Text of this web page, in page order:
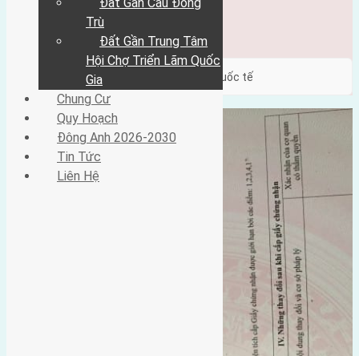
Đông Anh 2026-2030
Liên Hệ
/ Category / gần hội chợ triển lãm quốc tế
Trù
Đất Gần Trung Tâm
Hội Chợ Triển Lãm Quốc
Gia
Chung Cư
Quy Hoạch
Đông Anh 2026-2030
Tin Tức
Liên Hệ